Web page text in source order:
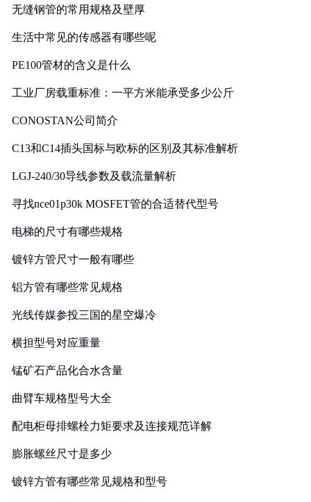
无缝钢管的常用规格及壁厚
生活中常见的传感器有哪些呢
PE100管材的含义是什么
工业厂房载重标准：一平方米能承受多少公斤
CONOSTAN公司简介
C13和C14插头国标与欧标的区别及其标准解析
LGJ-240/30导线参数及载流量解析
寻找nce01p30k MOSFET管的合适替代型号
电梯的尺寸有哪些规格
镀锌方管尺寸一般有哪些
铝方管有哪些常见规格
光线传媒参投三国的星空爆冷
横担型号对应重量
锰矿石产品化合水含量
曲臂车规格型号大全
配电柜母排螺栓力矩要求及连接规范详解
膨胀螺丝尺寸是多少
镀锌方管有哪些常见规格和型号